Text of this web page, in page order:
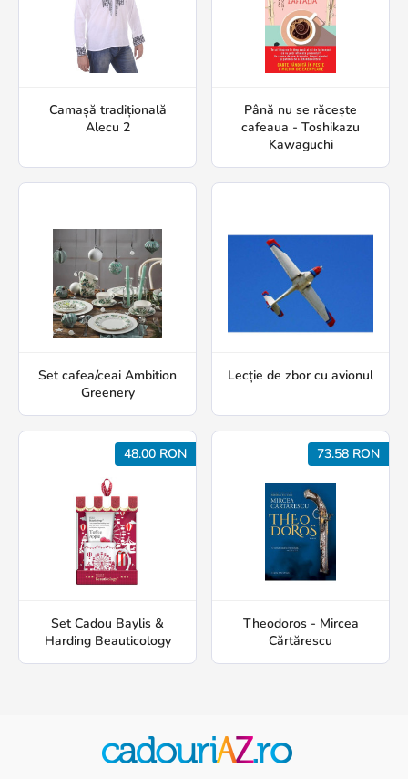
Camașă tradițională
Alecu 2
Până nu se răcește
cafeaua - Toshikazu
Kawaguchi
Set cafea/ceai Ambition
Greenery
Lecție de zbor cu avionul
48.00 RON
Set Cadou Baylis &
Harding Beauticology
73.58 RON
Theodoros - Mircea
Cărtărescu